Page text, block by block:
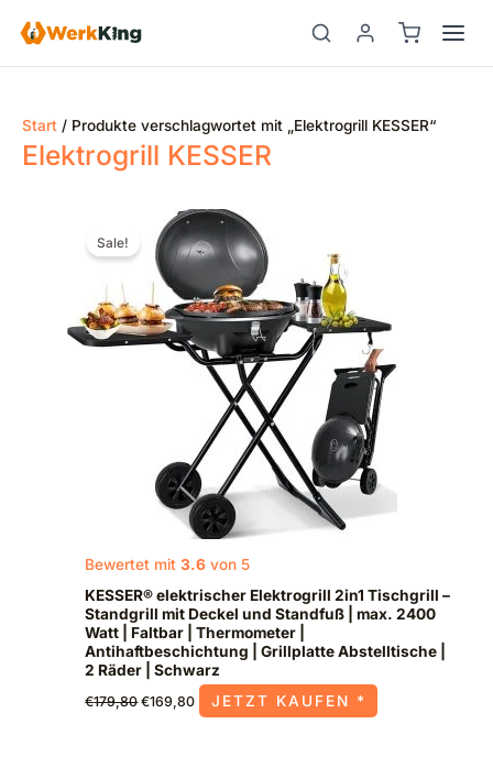
Inhalt
springen
Start / Produkte verschlagwortet mit „Elektrogrill KESSER“
Elektrogrill KESSER
Sale!
Bewertet mit3.6 von 5
KESSER® elektrischer Elektrogrill 2in1 Tischgrill –
Standgrill mit Deckel und Standfuß | max. 2400
Watt | Faltbar | Thermometer |
Antihaftbeschichtung | Grillplatte Abstelltische |
2 Räder | Schwarz
€179,80
Ursprünglicher
Preis
war:
€179,80
€169,80
Aktueller
Preis
ist:
€169,80.
JETZT KAUFEN *